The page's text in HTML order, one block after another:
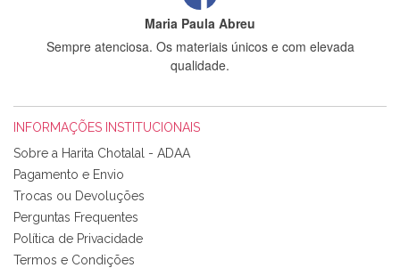
Maria Paula Abreu
Sempre atenciosa. Os materiais únicos e com elevada
qualidade.
Tudo chegou em condições, pois os produtos vieram muito
bem acondicionados. Estou plenamente satisfeita com os
produtos adquiridos. Relativamente à bolsa, tem um tecido
com um padrão e cores muito bonitas e a execução está
perfeitíssima. Futuramente penso voltar a comprar na vossa
loja, têm excelentes artigos a um preço muito justo. A
INFORMAÇÕES INSTITUCIONAIS
Sobre a Harita Chotalal - ADAA
Pagamento e Envio
Trocas ou Devoluções
Perguntas Frequentes
Política de Privacidade
Termos e Condições